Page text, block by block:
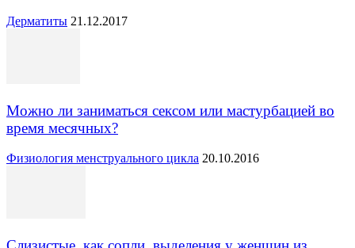
Дерматиты 21.12.2017
Можно ли заниматься сексом или мастурбацией во
время месячных?
Физиология менструального цикла 20.10.2016